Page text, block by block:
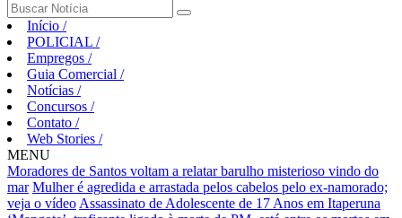
Início /
POLICIAL /
Empregos /
Guia Comercial /
Notícias /
Concursos /
Contato /
Web Stories /
MENU
Moradores de Santos voltam a relatar barulho misterioso vindo do
mar Mulher é agredida e arrastada pelos cabelos pelo ex-namorado;
veja o vídeo Assassinato de Adolescente de 17 Anos em Itaperuna